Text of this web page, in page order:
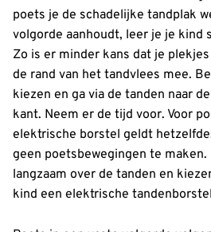
poets je de schadelijke tandplak
volgorde aanhoudt, leer je je kind
Zo is er minder kans dat je
de rand van het tandvlees mee.
kiezen en ga via de tanden naar
kant. Neem er de tijd voor. Voor
elektrische borstel geldt
geen poetsbewegingen te
langzaam over de tanden en
kind een elektrische